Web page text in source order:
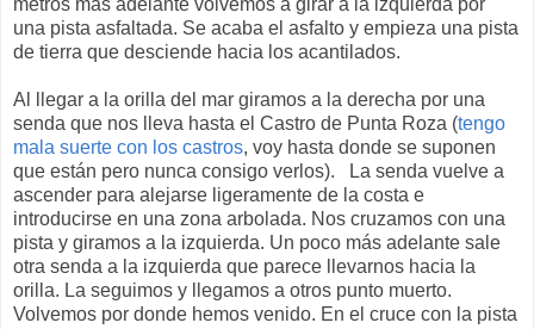
metros más adelante volvemos a girar a la izquierda por
una pista asfaltada. Se acaba el asfalto y empieza una pista
de tierra que desciende hacia los acantilados.
Al llegar a la orilla del mar giramos a la derecha por una
senda que nos lleva hasta el Castro de Punta Roza (tengo
mala suerte con los castros, voy hasta donde se suponen
que están pero nunca consigo verlos). La senda vuelve a
ascender para alejarse ligeramente de la costa e
introducirse en una zona arbolada. Nos cruzamos con una
pista y giramos a la izquierda. Un poco más adelante sale
otra senda a la izquierda que parece llevarnos hacia la
orilla. La seguimos y llegamos a otros punto muerto.
Volvemos por donde hemos venido. En el cruce con la pista